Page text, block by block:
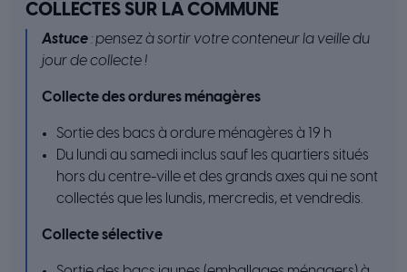
COLLECTES SUR LA COMMUNE
Astuce: pensez à sortir votre conteneur la veille du
jour de collecte !
Collecte des ordures ménagères
Sortie des bacs à ordure ménagères à 19 h
Du lundi au samedi inclus sauf les quartiers situés
hors du centre-ville et des grands axes qui ne sont
collectés que les lundis, mercredis, et vendredis.
Collecte sélective